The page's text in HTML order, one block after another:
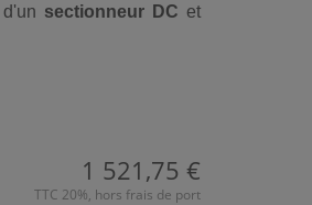
sectionneur DC et
1 521,75 €
TTC 20%, hors frais de port